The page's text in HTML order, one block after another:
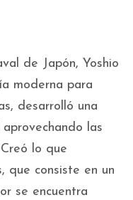
de Japón, Yoshio
moderna para
desarrolló una
las
lo que
que consiste en un
se encuentra